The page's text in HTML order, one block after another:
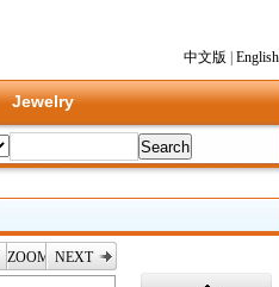
中文版
English
Jewelry
ZOOM NEXT